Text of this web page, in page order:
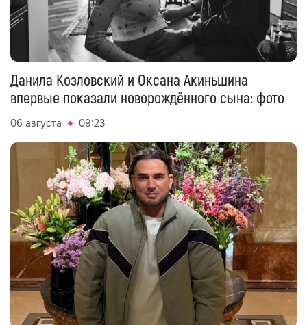
Данила Козловский и Оксана Акиньшина
впервые показали новорождённого сына: фото
06 августа 09:23